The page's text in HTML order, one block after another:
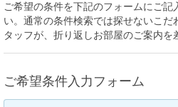
ご希望の条件を下記のフォームにご記
い。通常の条件検索では探せないこだ
タッフが、折り返しお部屋のご案内を
ご希望条件入力フォーム